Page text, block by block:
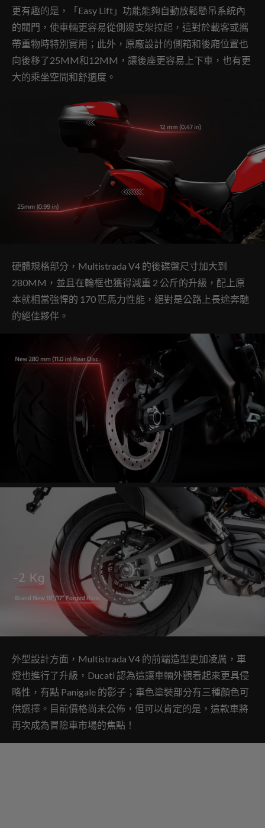
更有趣的是，「Easy Lift」功能能夠自動放鬆懸吊系統內
的閥門，使車輛更容易從側邊支架拉起，這對於載客或攜
帶重物時特別實用；此外，原廠設計的側箱和後廂位置也
向後移了25MM和12MM，讓後座更容易上下車，也有更
大的乘坐空間和舒適度。
硬體規格部分，Multistrada V4 的後碟盤尺寸加大到
280MM，並且在輪框也獲得減重 2 公斤的升級，配上原
本就相當強悍的 170 匹馬力性能，絕對是公路上長途奔馳
的絕佳夥伴。
外型設計方面，Multistrada V4 的前端造型更加凌厲，車
燈也進行了升級，Ducati 認為這讓車輛外觀看起來更具侵
略性，有點 Panigale 的影子；車色塗裝部分有三種顏色可
供選擇。目前價格尚未公佈，但可以肯定的是，這款車將
再次成為冒險車市場的焦點！